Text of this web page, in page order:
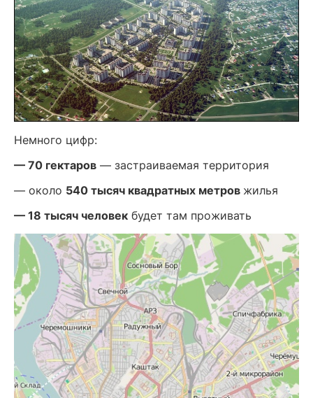
Немного цифр:
— 70 гектаров — застраиваемая территория
— около 540 тысяч квадратных метров жилья
— 18 тысяч человек будет там проживать